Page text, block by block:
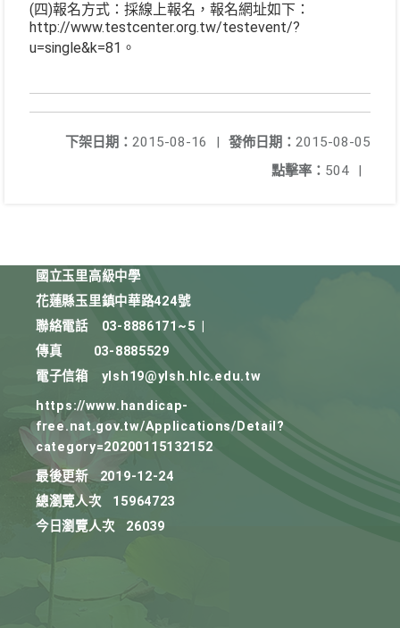
(四)報名方式：採線上報名，報名網址如下：
http://www.testcenter.org.tw/testevent/?
u=single&k=81。
發佈日期： 2015-08-05
下架日期： 2015-08-16
|
點擊率： 504 |
國立玉里高級中學
花蓮縣玉里鎮中華路424號
聯絡電話
03-8886171~5
傳真
03-8885529
電子信箱
ylsh19@ylsh.hlc.edu.tw
https://www.handicap-
free.nat.gov.tw/Applications/Detail?
category=20200115132152
最後更新
2019-12-24
總瀏覽人次
15964723
今日瀏覽人次
26039